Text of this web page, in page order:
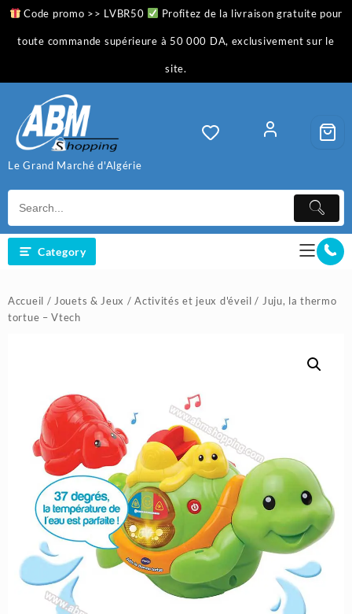
Skip
content
Code promo >> LVBR50 Profitez de la livraison gratuite pour
toute commande supérieure à 50 000 DA, exclusivement sur le
site.
Le Grand Marché d'Algérie
Category
Accueil /Jouets & Jeux /Activités et jeux d'éveil / Juju, la thermo
tortue – Vtech